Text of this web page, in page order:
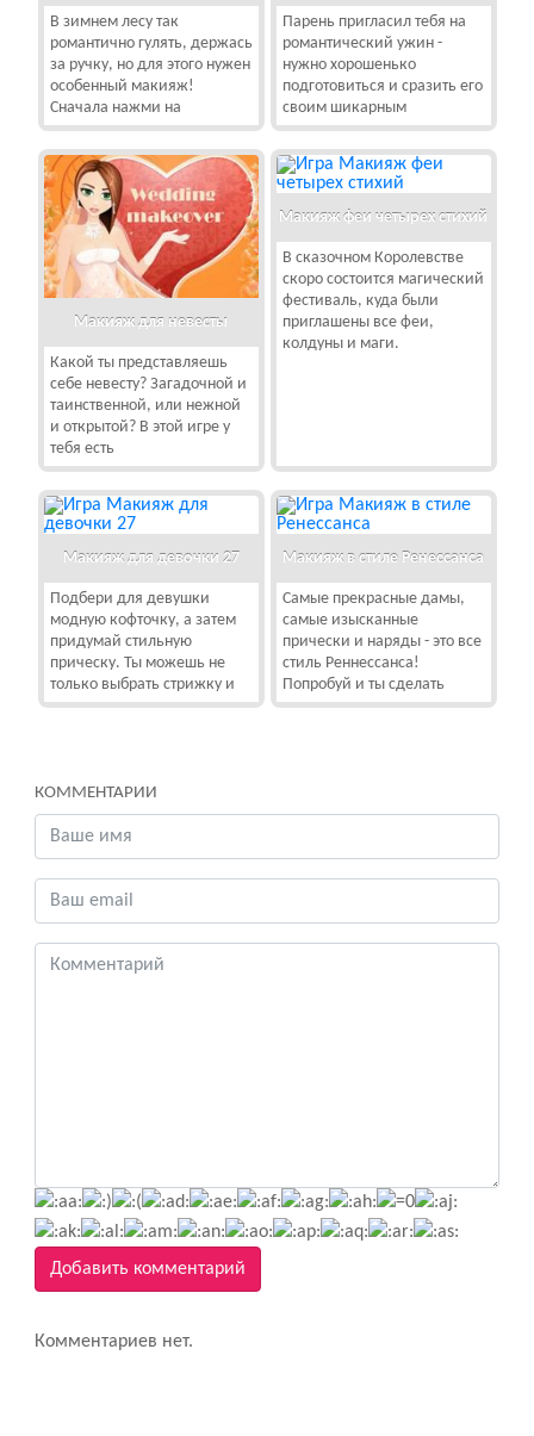
В зимнем лесу так
романтично гулять, держась
за ручку, но для этого нужен
особенный макияж!
Сначала нажми на
Парень пригласил тебя на
романтический ужин -
нужно хорошенько
подготовиться и сразить его
своим шикарным
Макияж для невесты
Какой ты представляешь
себе невесту? Загадочной и
таинственной, или нежной
и открытой? В этой игре у
тебя есть
Макияж феи четырех стихий
В сказочном Королевстве
скоро состоится магический
фестиваль, куда были
приглашены все феи,
колдуны и маги.
Макияж для девочки 27
Подбери для девушки
модную кофточку, а затем
придумай стильную
прическу. Ты можешь не
только выбрать стрижку и
Макияж в стиле Ренессанса
Самые прекрасные дамы,
самые изысканные
прически и наряды - это все
стиль Реннессанса!
Попробуй и ты сделать
КОММЕНТАРИИ
Добавить комментарий
Комментариев нет.